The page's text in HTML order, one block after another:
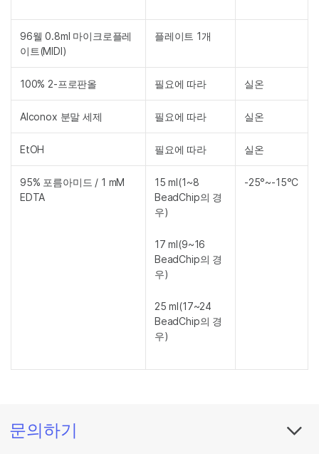
96웰 0.8ml 마이크로플레
이트(MIDI)
플레이트 1개
100% 2-프로판올 필요에 따라 실온
Alconox 분말 세제 필요에 따라 실온
EtOH 필요에 따라 실온
95% 포름아미드 / 1 mM
EDTA
15 ml(1~8
BeadChip의 경
우)
17 ml(9~16
BeadChip의 경
우)
25 ml(17~24
BeadChip의 경
우)
-25°~-15°C
문의하기